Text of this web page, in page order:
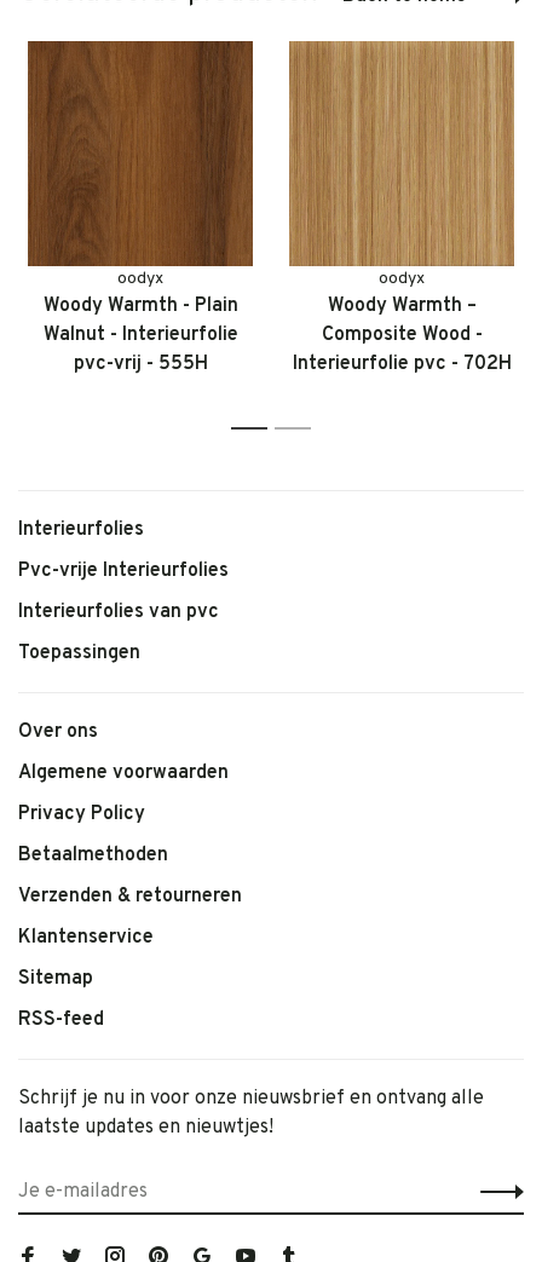
oodyx
Woody Warmth - Plain
Walnut - Interieurfolie
pvc-vrij - 555H
oodyx
Woody Warmth –
Composite Wood -
Interieurfolie pvc - 702H
1 2
Interieurfolies
Pvc-vrije Interieurfolies
Interieurfolies van pvc
Toepassingen
Over ons
Algemene voorwaarden
Privacy Policy
Betaalmethoden
Verzenden & retourneren
Klantenservice
Sitemap
RSS-feed
Schrijf je nu in voor onze nieuwsbrief en ontvang alle
laatste updates en nieuwtjes!